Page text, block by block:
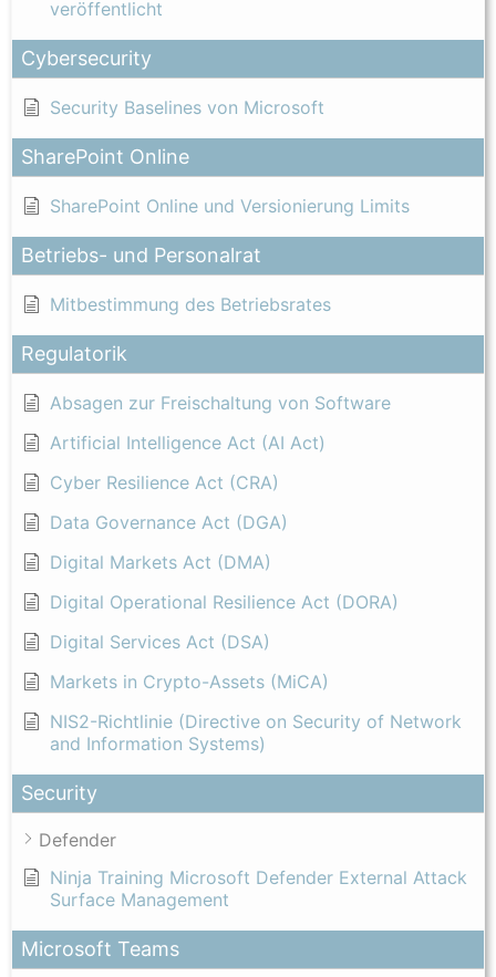
veröffentlicht
Cybersecurity
Security Baselines von Microsoft
SharePoint Online
SharePoint Online und Versionierung Limits
Betriebs- und Personalrat
Mitbestimmung des Betriebsrates
Regulatorik
Absagen zur Freischaltung von Software
Artificial Intelligence Act (AI Act)
Cyber Resilience Act (CRA)
Data Governance Act (DGA)
Digital Markets Act (DMA)
Digital Operational Resilience Act (DORA)
Digital Services Act (DSA)
Markets in Crypto-Assets (MiCA)
NIS2-Richtlinie (Directive on Security of Network
and Information Systems)
Security
Defender
Ninja Training Microsoft Defender External Attack
Surface Management
Microsoft Teams